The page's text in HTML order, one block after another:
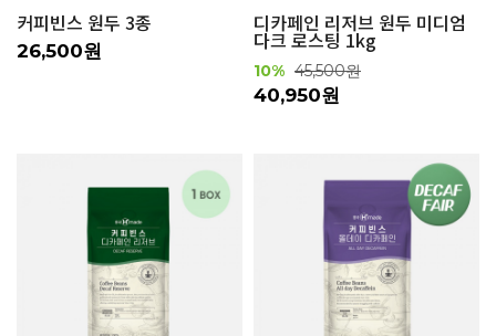
커피빈스 원두 3종
26,500원
디카페인 리저브 원두 미디엄
다크 로스팅 1kg
10% 45,500원
40,950원